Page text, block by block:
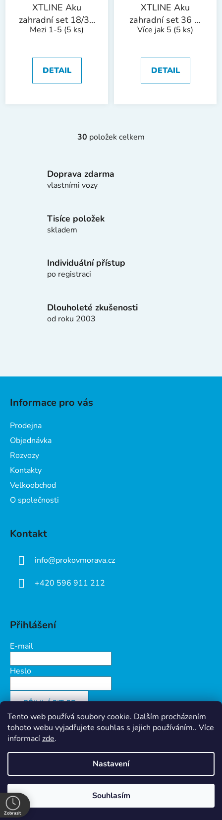
Tento web používá soubory cookie. Dalším procházením
tohoto webu vyjadřujete souhlas s jejich používáním.. Více
informacízde.
Nastavení
Souhlasím
XTLINE Aku
zahradní set 18/36
V, 7 dílů
Mezi 1-5 (5 ks)
DETAIL
XTLINE Aku
zahradní set 36 V,
7 dílů
Více jak 5 (5 ks)
DETAIL
O
á
k
p
30 položek celkem
Doprava zdarma
vlastními vozy
Tisíce položek
skladem
Individuální přístup
po registraci
Dlouholeté zkušenosti
od roku 2003
Informace pro vás
Prodejna
Objednávka
Rozvozy
Kontakty
Velkoobchod
O společnosti
Kontakt
info@prokovmorava.cz
+420 596 911 212
Přihlášení
E-mail
Heslo
PŘIHLÁSIT SE
Nová registraceZapomenuté heslo
Vytvořil Shoptet&
Ochrana osobních údajů
Copyright 2026
Prokov Morava s.r.o.
vyhrazena.
Zobrazit